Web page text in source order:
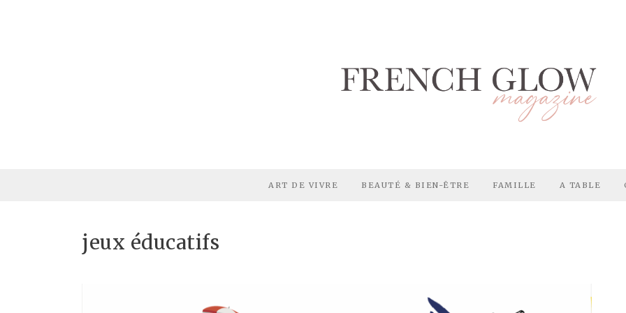
ART DE VIVRE BEAUTÉ & BIEN-ÊTRE FAMILLE A TABLE
jeux éducatifs